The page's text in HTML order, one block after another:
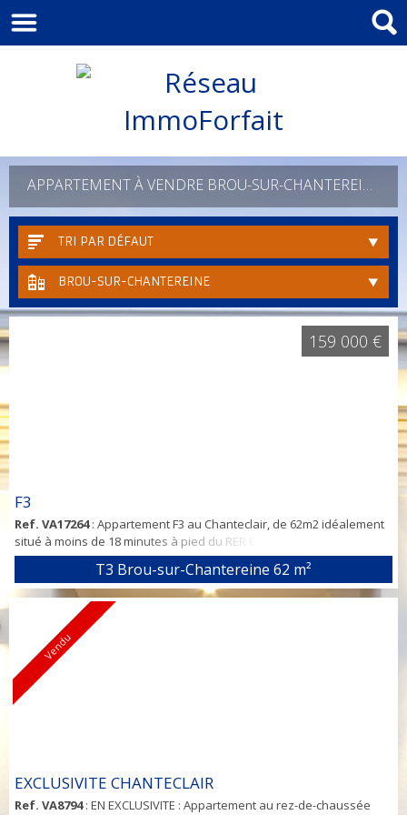
APPARTEMENT À VENDRE BROU-SUR-CHANTEREINE
TRI PAR DÉFAUT
BROU-SUR-CHANTEREINE
F3
Ref. VA17264: Appartement F3 au Chanteclair, de 62m2 idéalement
situé à moins de 18 minutes à pied du RER E Vaires-Torcy. Dans un
immeuble sécurisé au 2ème étage/3, je vous propose cet
appartement en bon état. Il se compose d'une entrée avec
rangements, un séjour lumineux exposé Sud-Ouest, une cuisine
aménagée et équipée, 2 chambres (dont une avec placard), une
salle de bains, WC indépendant, un celli...
T3 Brou-sur-Chantereine 62 m²
159 000 €
Vendu
EXCLUSIVITE CHANTECLAIR
Ref. VA8794: EN EXCLUSIVITE : Appartement au rez-de-chaussée